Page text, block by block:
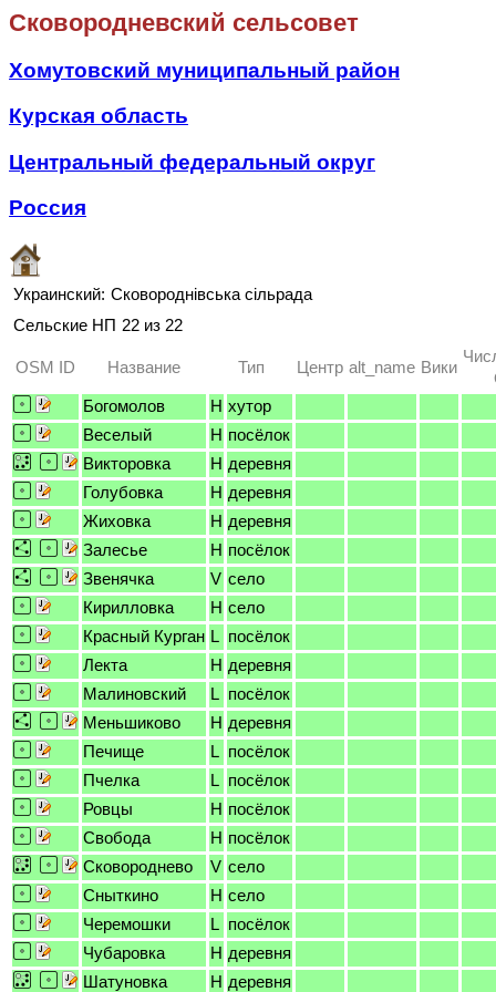
Сковородневский сельсовет
Хомутовский муниципальный район
Курская область
Центральный федеральный округ
Россия
Украинский: Сковороднівська сільрада
Сельские НП 22 из 22
OSM ID Название Тип Центр alt_name Вики
Богомолов
H хутор
Веселый
H посёлок
Викторовка
H деревня
Голубовка
H деревня
Жиховка
H деревня
Залесье
H посёлок
Звенячка
V село
Кирилловка
H село
Красный Курган L посёлок
Лекта
H деревня
Малиновский
L посёлок
Меньшиково
H деревня
Печище
L посёлок
Пчелка
L посёлок
Ровцы
H посёлок
Свобода
H посёлок
Сковороднево
V село
Сныткино
H село
Черемошки
L посёлок
Чубаровка
H деревня
Шатуновка
H деревня